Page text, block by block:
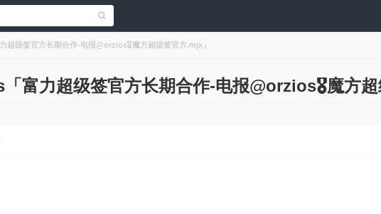
超级签官方长期合作-电报@orzios🎖️魔方超级签官方.mjx」
富力超级签官方长期合作-电报@orzios🎖️魔方超